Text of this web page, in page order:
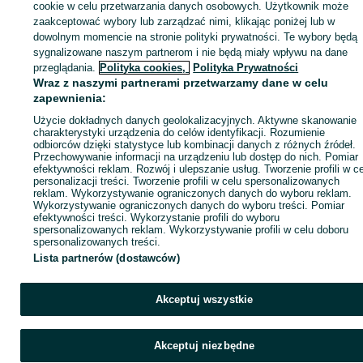
sprzedającym
Zaloguj się / Załóż konto
cookie w celu przetwarzania danych osobowych. Użytkownik może
zaakceptować wybory lub zarządzać nimi, klikając poniżej lub w
dowolnym momencie na stronie polityki prywatności. Te wybory będą
sygnalizowane naszym partnerom i nie będą miały wpływu na dane
przeglądania. Polityka cookies, Polityka Prywatności
Wraz z naszymi partnerami przetwarzamy dane w celu
zapewnienia:
Użycie dokładnych danych geolokalizacyjnych. Aktywne skanowanie
charakterystyki urządzenia do celów identyfikacji. Rozumienie
odbiorców dzięki statystyce lub kombinacji danych z różnych źródeł.
Przechowywanie informacji na urządzeniu lub dostęp do nich. Pomiar
efektywności reklam. Rozwój i ulepszanie usług. Tworzenie profili w
personalizacji treści. Tworzenie profili w celu spersonalizowanych
reklam. Wykorzystywanie ograniczonych danych do wyboru reklam.
Wykorzystywanie ograniczonych danych do wyboru treści. Pomiar
efektywności treści. Wykorzystanie profili do wyboru
spersonalizowanych reklam. Wykorzystywanie profili w celu doboru
spersonalizowanych treści.
Lista partnerów (dostawców)
Akceptuj wszystkie
Akceptuj niezbędne